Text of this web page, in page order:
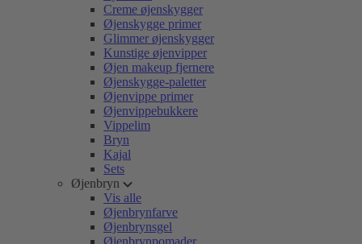
Creme øjenskygger
Øjenskygge primer
Glimmer øjenskygger
Kunstige øjenvipper
Øjen makeup fjernere
Øjenskygge-paletter
Øjenvippe primer
Øjenvippebukkere
Vippelim
Bryn
Kajal
Sets
Øjenbryn
Vis alle
Øjenbrynfarve
Øjenbrynsgel
Øjenbrynpomader